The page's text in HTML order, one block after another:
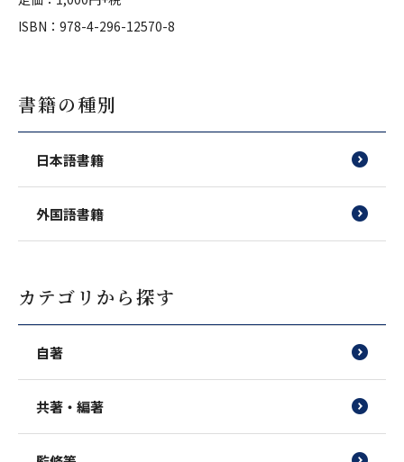
ISBN：978-4-296-12570-8
書籍の種別
日本語書籍
外国語書籍
カテゴリから探す
自著
共著・編著